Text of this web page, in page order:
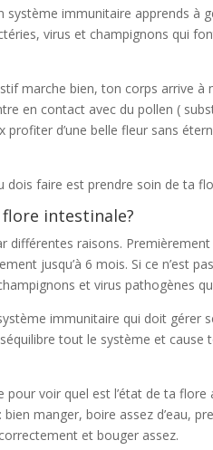
système immunitaire apprends à
virus et champignons qui
marche bien, ton corps arrive à
en contact avec du pollen (
profiter d’une belle fleur sans
dois faire est prendre soin de ta
intestinale?
différentes raisons.
jusqu’à 6 mois. Si ce n’est
et virus pathogènes
immunitaire qui doit gérer
tout le système et
voir quel est l’état de ta flore
manger, boire assez d’eau,
et bouger assez.